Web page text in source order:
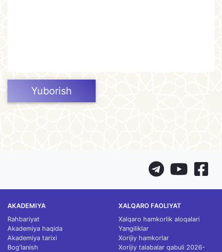
Yuborish
AKADEMIYA
Rahbariyat
Akademiya haqida
Akademiya tarixi
Bog'lanish
XALQARO FAOLIYAT
Xalqaro hamkorlik aloqalari
Yangiliklar
Xorijiy hamkorlar
Xorijiy talabalar qabuli 2026-